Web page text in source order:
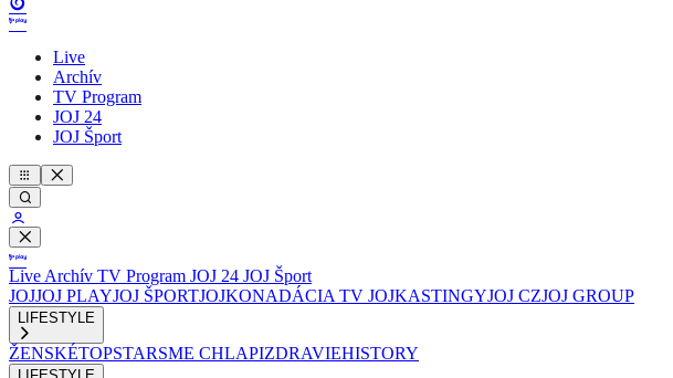
Live
Archív
TV Program
JOJ 24
JOJ Šport
Live Archív TV Program JOJ 24 JOJ Šport
JOJJOJ PLAYJOJ ŠPORTJOJKONADÁCIA TV JOJKASTINGYJOJ CZJOJ GROUP
LIFESTYLE
ŽENSKÉTOPSTARSME CHLAPIZDRAVIEHISTORY